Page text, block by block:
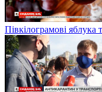
Півкілограмові